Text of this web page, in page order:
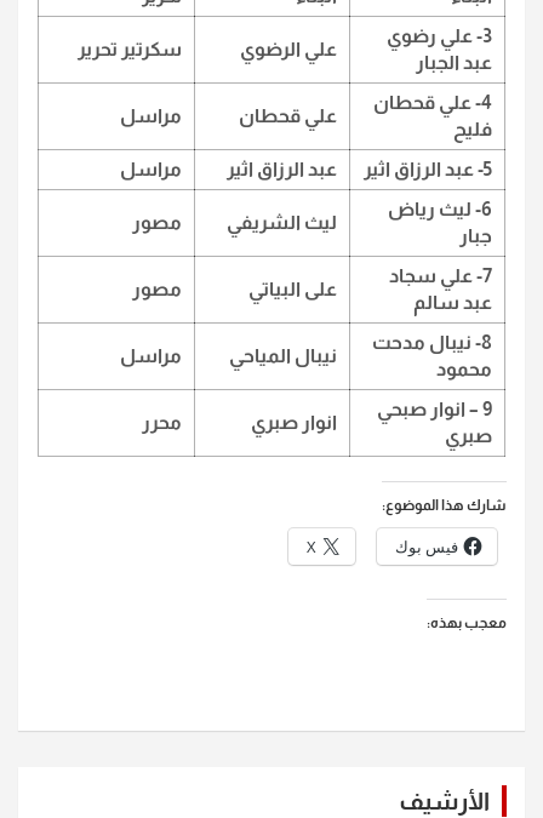
3- علي رضوي
عبد الجبار
علي الرضوي سكرتير تحرير
4- علي قحطان
فليح
علي قحطان مراسل
5- عبد الرزاق اثير عبد الرزاق اثير
مراسل
6- ليث رياض
جبار
ليث الشريفي مصور
7- علي سجاد
عبد سالم
على البياتي مصور
8- نيبال مدحت
محمود
نيبال المياحي مراسل
9 – انوار صبحي
صبري
انوار صبري محرر
شارك هذا الموضوع:
فيس بوك X
معجب بهذه:
الأرشيف